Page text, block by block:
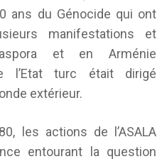
ans du Génocide qui ont
manifestations et
et en Arménie
l’Etat turc était dirigé
extérieur.
les actions de l’ASALA
entourant la question